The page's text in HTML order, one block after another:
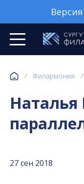
/ Филармония /
Наталья
27 сен 2018